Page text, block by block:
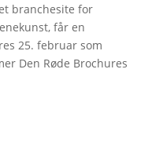
branchesite for
får en
25. februar som
Den Røde Brochures